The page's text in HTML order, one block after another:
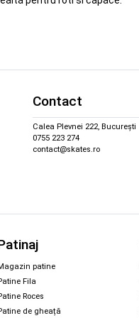
Contact
Calea Plevnei 222, București
0755 223 274
contact@skates.ro
patine
Fila
Roces
de gheață